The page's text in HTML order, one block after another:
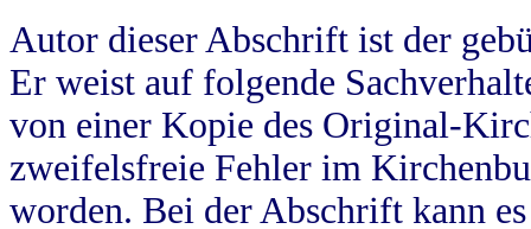
Autor dieser Abschrift ist der
Er weist auf folgende
von einer Kopie des Original-
zweifelsfreie Fehler im
worden. Bei der Abschrift kann